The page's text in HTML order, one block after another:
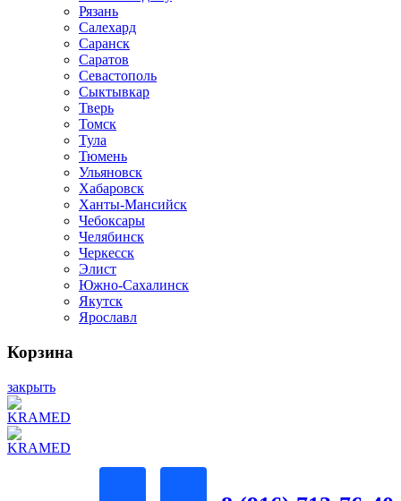
Рязань
Салехард
Саранск
Саратов
Севастополь
Сыктывкар
Тверь
Томск
Тула
Тюмень
Ульяновск
Хабаровск
Ханты-Мансийск
Чебоксары
Челябинск
Черкесск
Элист
Южно-Сахалинск
Якутск
Ярославл
Корзина
закрыть